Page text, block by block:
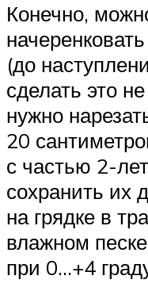
Конечно,
(до
сделать это
нужно
20
с частью 2-
сохранить их
на грядке в
влажном
при 0…+4